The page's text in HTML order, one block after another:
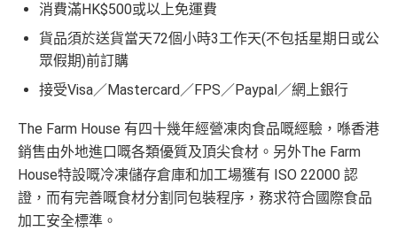
消費滿HK$500或以上免運費
貨品須於送貨當天72個小時3工作天(不包括星期日或公
眾假期)前訂購
接受Visa／Mastercard／FPS／Paypal／網上銀行
The Farm House 有四十幾年經營凍肉食品嘅經驗，喺香港
銷售由外地進口嘅各類優質及頂尖食材。另外The Farm
House特設嘅冷凍儲存倉庫和加工場獲有 ISO 22000 認
證，而有完善嘅食材分割同包裝程序，務求符合國際食品
加工安全標準。